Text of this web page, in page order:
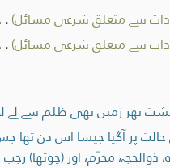
سے متعلق شرعی مسائل).
سے متعلق شرعی مسائل).
بھر زمین بھی ظلم سے لے
پر آگیا جیسا اس دن تھا جس
محرّم، اور (چوتھا)